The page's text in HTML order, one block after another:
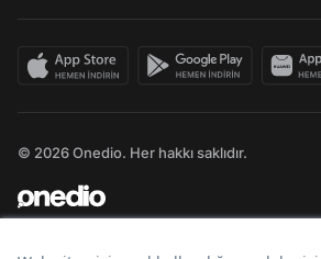
© 2026 Onedio. Her hakkı saklıdır.